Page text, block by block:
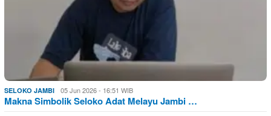
SELOKO JAMBI 05 Jun 2026 - 16:51 WIB
Makna Simbolik Seloko Adat Melayu Jambi …